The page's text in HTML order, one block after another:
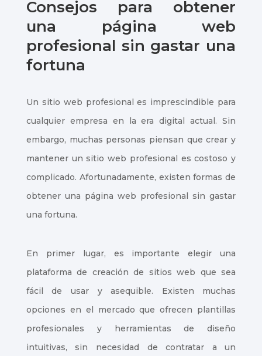
Consejos para obtener
una página web
profesional sin gastar una
fortuna
Un sitio web profesional es imprescindible para
cualquier empresa en la era digital actual. Sin
embargo, muchas personas piensan que crear y
mantener un sitio web profesional es costoso y
complicado. Afortunadamente, existen formas de
obtener una página web profesional sin gastar
una fortuna.
En primer lugar, es importante elegir una
plataforma de creación de sitios web que sea
fácil de usar y asequible. Existen muchas
opciones en el mercado que ofrecen plantillas
profesionales y herramientas de diseño
intuitivas, sin necesidad de contratar a un